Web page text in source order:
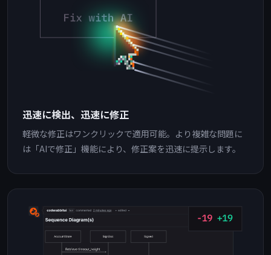
迅速に検出、迅速に修正
軽微な修正はワンクリックで適用可能。より複雑な問題に
は「AIで修正」機能により、修正案を迅速に提示します。